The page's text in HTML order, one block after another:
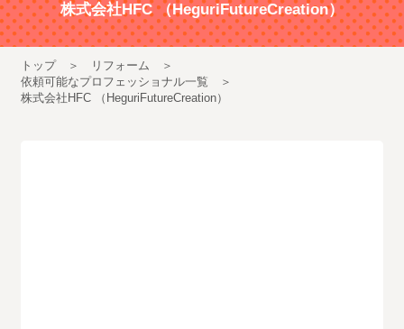
株式会社HFC （HeguriFutureCreation）
トップ
リフォーム
依頼可能なプロフェッショナル一覧
株式会社HFC （HeguriFutureCreation）